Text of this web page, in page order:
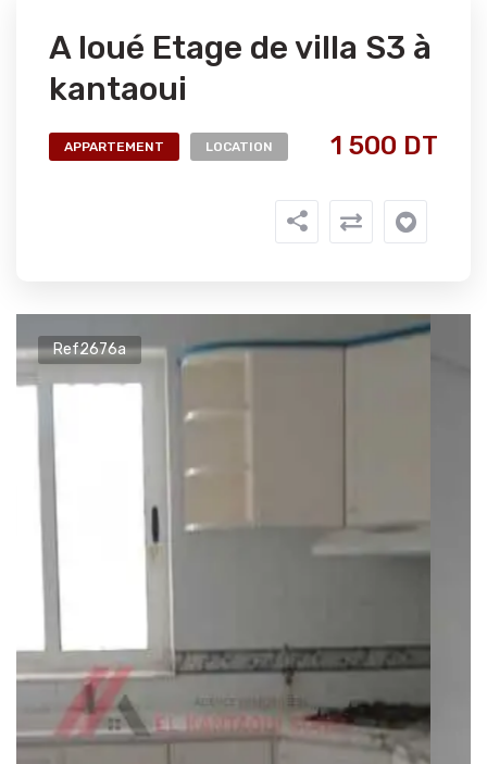
A loué Etage de villa S3 à
kantaoui
APPARTEMENT LOCATION 1 500 DT
Ref2676a